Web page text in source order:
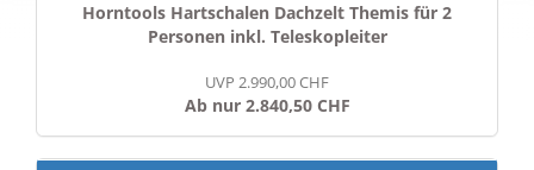
Horntools Hartschalen Dachzelt Themis für 2
Personen inkl. Teleskopleiter
UVP 2.990,00 CHF
Ab nur 2.840,50 CHF